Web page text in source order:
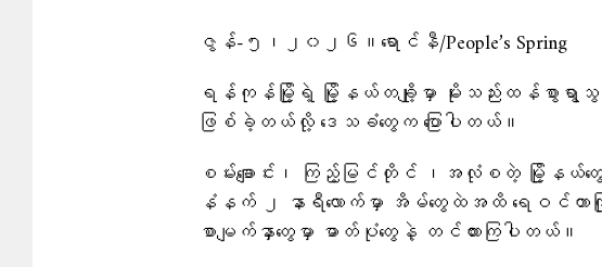
ဇွန်-၅၊၂၀၂၆။ရောင်နီ/People’s Spring
ရန်ကုန်မြို့ရဲ့ မြို့နယ်‌တချို့မှာ မိုးသည်းထန်စွာရွာသွ
ဖြစ်ခဲ့တယ်လို့ ဒေသခံတွေက ပြောပါတယ်။
စမ်းချောင်း၊ ကြည့်မြင်တိုင် ၊အလုံစတဲ့ မြို့န
နံနက် ၂ နာရီလောက်မှာ အိမ်တွေထဲအထိ ရေဝင်တ
စာမျက်နှာတွေမှာ ဓာတ်ပုံတွေနဲ့ တင်ထားကြပါတယ်။